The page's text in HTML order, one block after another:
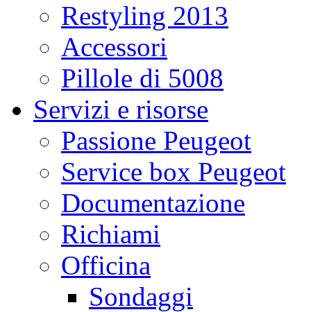
Restyling 2013
Accessori
Pillole di 5008
Servizi e risorse
Passione Peugeot
Service box Peugeot
Documentazione
Richiami
Officina
Sondaggi